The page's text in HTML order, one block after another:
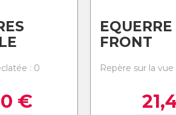
: 0
€
FRONT
Repère sur la